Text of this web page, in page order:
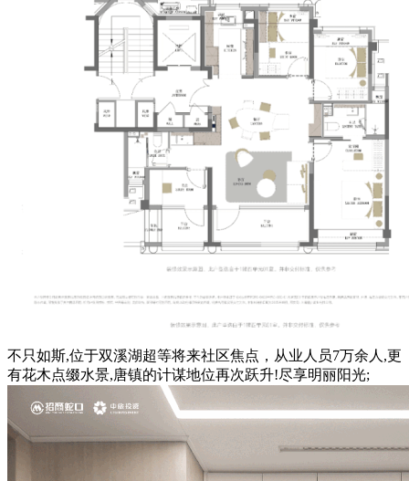
不只如斯,位于双溪湖超等将来社区焦点，从业人员7万余人,更
有花木点缀水景,唐镇的计谋地位再次跃升!尽享明丽阳光;